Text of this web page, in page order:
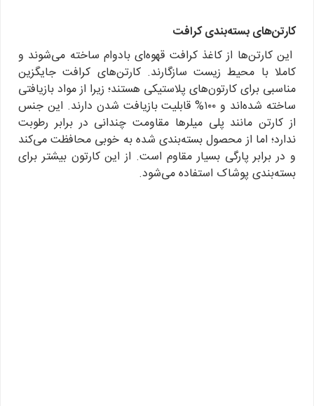
کارتن‌های بسته‌بندی کرافت
این کارتن‌ها از کاغذ کرافت قهوه‌ای بادوام ساخته می‌شوند و
کاملا با محیط زیست سازگارند. کارتن‌های کرافت جایگزین
مناسبی برای کارتون‌های پلاستیکی هستند؛ زیرا از مواد بازیافتی
ساخته شده‌اند و ۱۰۰% قابلیت بازیافت شدن دارند. این جنس
از کارتن مانند پلی میلرها مقاومت چندانی در برابر رطوبت
ندارد؛ اما از محصول بسته‌بندی شده به خوبی محافظت می‌کند
و در برابر پارگی بسیار مقاوم است. از این کارتون بیشتر برای
بسته‌بندی پوشاک استفاده می‌شود.